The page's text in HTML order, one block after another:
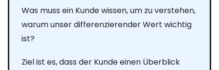
Was muss ein Kunde wissen, um zu verstehen,
warum unser differenzierender Wert wichtig
ist?
Ziel ist es, dass der Kunde einen Überblick